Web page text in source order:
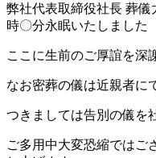
弊社代表取締役社長 葬
時〇分永眠いたしました
ここに生前のご厚誼を深
なお密葬の儀は近親者に
つきましては告別の儀を
ご多用中大変恐縮ではご